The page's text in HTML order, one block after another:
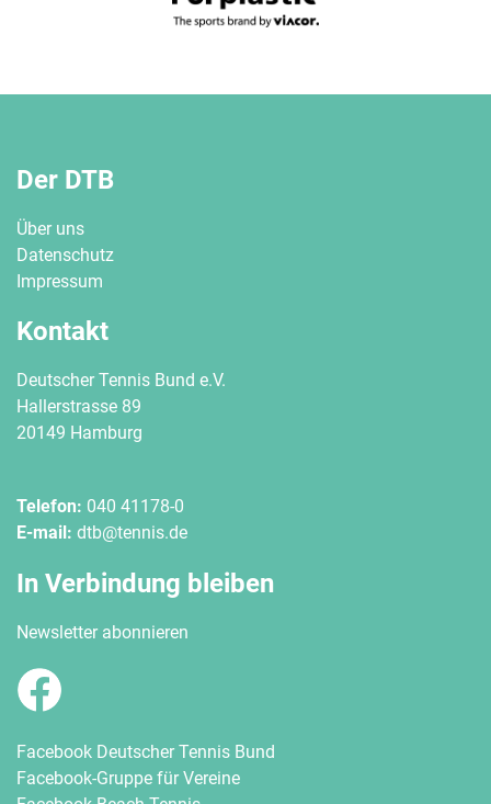
Der DTB
Über uns
Datenschutz
Impressum
Kontakt
Deutscher Tennis Bund e.V.
Hallerstrasse 89
20149 Hamburg
Telefon: 040 41178-0
E-mail: dtb@tennis.de
In Verbindung bleiben
Newsletter abonnieren
Facebook Deutscher Tennis Bund
Facebook-Gruppe für Vereine